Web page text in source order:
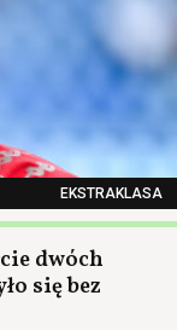
EKSTRAKLASA
dwóch
się bez